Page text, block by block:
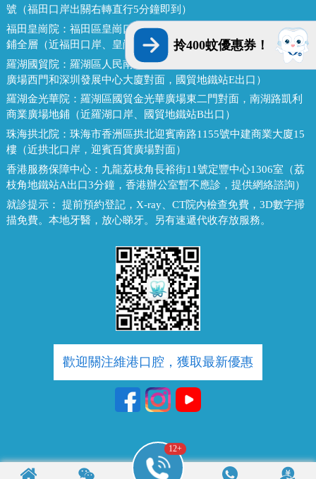
號（福田口岸出關右轉直行5分鐘即到）
福田皇崗院： 福田區皇崗口岸皇禦苑（皇城廣場C門）深港1號地
鋪全層（近福田口岸、皇崗口岸地鐵站E出口）
羅湖國貿院： 羅湖區人民南路熙龍大廈二樓(近羅湖口岸，金光華
廣場西門和深圳發展中心大廈對面，國貿地鐵站E出口）
羅湖金光華院： 羅湖區國貿金光華廣場東二門對面，南湖路凱利
商業廣場地鋪（近羅湖口岸、國貿地鐵站B出口）
珠海拱北院： 珠海市香洲區拱北迎賓南路1155號中建商業大廈15
樓（近拱北口岸，迎賓百貨廣場對面）
香港服務保障中心： 九龍荔枝角長裕街11號定豐中心1306室（荔
枝角地鐵站A出口3分鐘，香港辦公室暫不應診，提供網絡諮詢）
就診提示： 提前預約登記，X-ray、CT院內檢查免費，3D數字掃
描免費。本地牙醫，放心睇牙。另有速遞代收存放服務。
歡迎關注維港口腔，獲取最新優惠
12+
拎400蚊優惠券！